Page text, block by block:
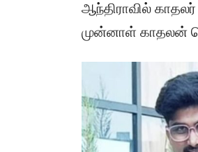
ஆந்திராவில்
முன்னாள் காதலன்